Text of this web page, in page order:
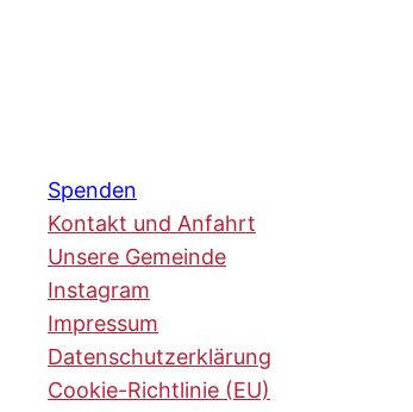
Spenden
Kontakt und Anfahrt
Unsere Gemeinde
Instagram
Impressum
Datenschutzerklärung
Cookie-Richtlinie (EU)